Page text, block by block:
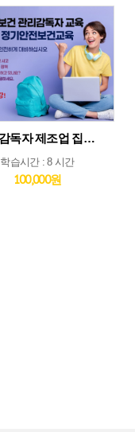
[관리감독자 제조업 집체교육_5월26일] 제조업종 관리감독자 집체 교육...5월26일 개강
학습시간 : 8 시간
100,000원